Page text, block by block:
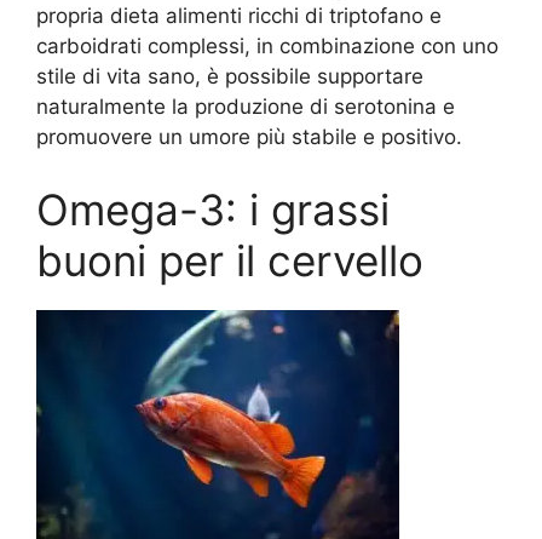
propria dieta alimenti ricchi di triptofano e
carboidrati complessi, in combinazione con uno
stile di vita sano, è possibile supportare
naturalmente la produzione di serotonina e
promuovere un umore più stabile e positivo.
Omega-3: i grassi
buoni per il cervello